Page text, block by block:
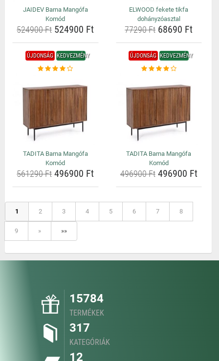
JAIDEV Barna Mangófa
Komód
524900 Ft524900 Ft
ELWOOD fekete tikfa
dohányzóasztal
77290 Ft68690 Ft
ÚJDONSÁG KEDVEZMÉNY
TADITA Barna Mangófa
Komód
561290 Ft496900 Ft
ÚJDONSÁG KEDVEZMÉNY
TADITA Barna Mangófa
Komód
496900 Ft496900 Ft
1 2 3 4 5 6 7 8
9 » »»
15784
TERMÉKEK
317
KATEGÓRIÁK
12